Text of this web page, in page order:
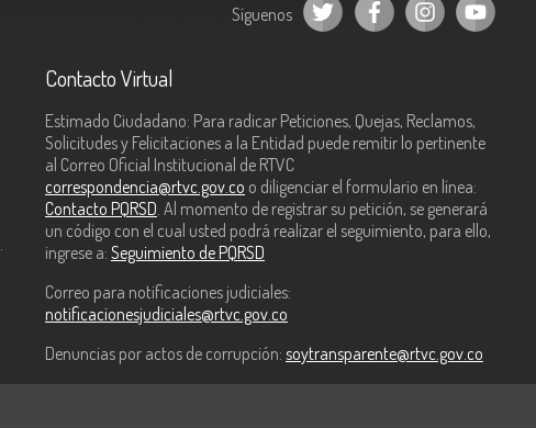
Síguenos
Contacto Virtual
Estimado Ciudadano: Para radicar Peticiones, Quejas, Reclamos,
Solicitudes y Felicitaciones a la Entidad puede remitir lo pertinente
al Correo Oficial Institucional de RTVC
correspondencia@rtvc.gov.co o diligenciar el formulario en línea:
Contacto PQRSD . Al momento de registrar su petición, se generará
un código con el cual usted podrá realizar el seguimiento, para ello,
ingrese a: Seguimiento de PQRSD
Correo para notificaciones judiciales:
notificacionesjudiciales@rtvc.gov.co
Denuncias por actos de corrupción: soytransparente@rtvc.gov.co